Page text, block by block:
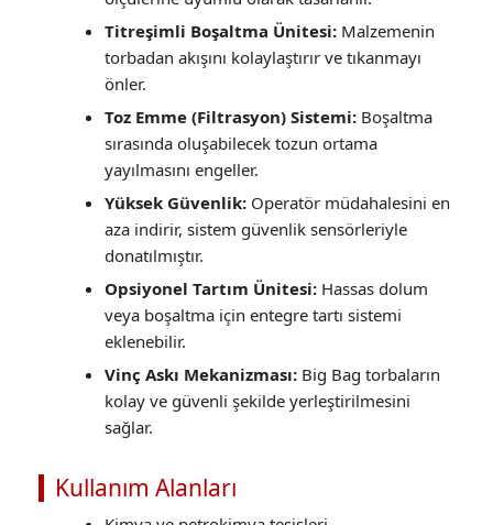
Titreşimli Boşaltma Ünitesi: Malzemenin
torbadan akışını kolaylaştırır ve tıkanmayı
önler.
Toz Emme (Filtrasyon) Sistemi: Boşaltma
sırasında oluşabilecek tozun ortama
yayılmasını engeller.
Yüksek Güvenlik: Operatör müdahalesini en
aza indirir, sistem güvenlik sensörleriyle
donatılmıştır.
Opsiyonel Tartım Ünitesi: Hassas dolum
veya boşaltma için entegre tartı sistemi
eklenebilir.
Vinç Askı Mekanizması: Big Bag torbaların
kolay ve güvenli şekilde yerleştirilmesini
sağlar.
Kullanım Alanları